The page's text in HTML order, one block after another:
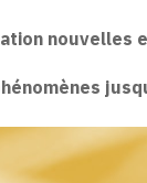
nouvelles